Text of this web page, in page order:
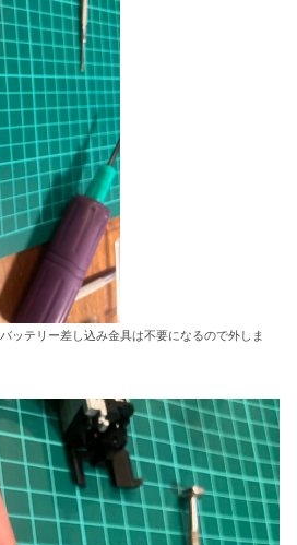
ッテリー差し込み金具は不要になるので外しま